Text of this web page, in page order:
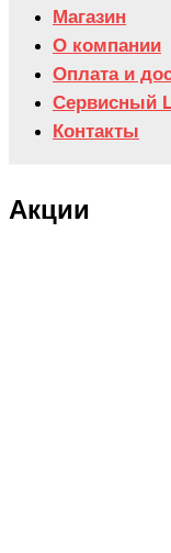
Магазин
О компании
Оплата и
Сервисный
Контакты
Акции